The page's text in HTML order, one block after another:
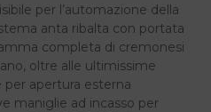
per l’automazione della
anta ribalta con portata
completa di cremonesi
oltre alle ultimissime
apertura esterna
maniglie ad incasso per